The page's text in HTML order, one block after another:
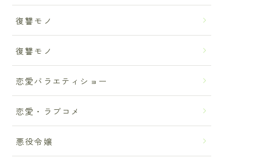
復讐モノ
復讐モノ
恋愛バラエティショー
恋愛・ラブコメ
悪役令嬢